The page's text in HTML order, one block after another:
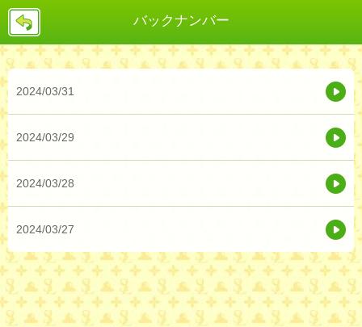
バックナンバー
戻
2024/03/31
2024/03/29
2024/03/28
2024/03/27